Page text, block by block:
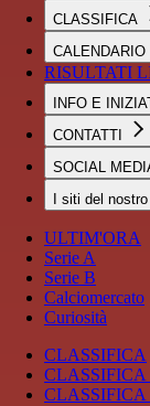
CLASSIFICA
CALENDARIO
RISULTATI
INFO E
CONTATTI
SOCIAL
I siti del
ULTIM'ORA
Serie A
Serie B
Calciomercato
Curiosità
CLASSIFICA
CLASSIFICA
CLASSIFICA